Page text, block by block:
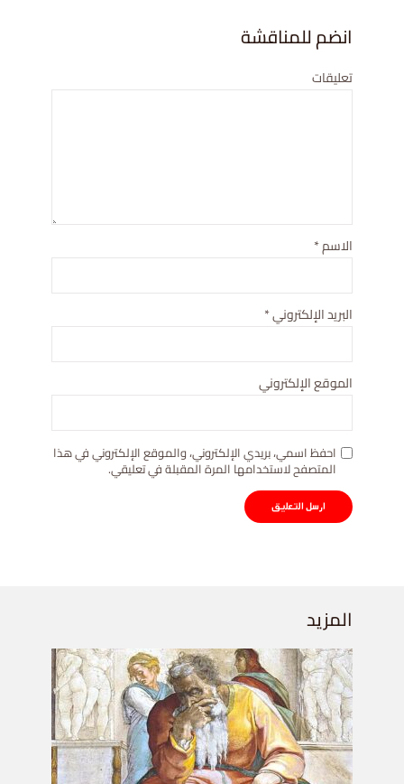
انضم للمناقشة
تعليقات
الاسم*
البريد الإلكتروني*
الموقع الإلكتروني
احفظ اسمي، بريدي الإلكتروني، والموقع الإلكتروني في هذا
المتصفح لاستخدامها المرة المقبلة في تعليقي.
المزيد